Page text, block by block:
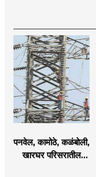
पनवेल, कामोठे, कळंबोली,
खारघर परिसरातील